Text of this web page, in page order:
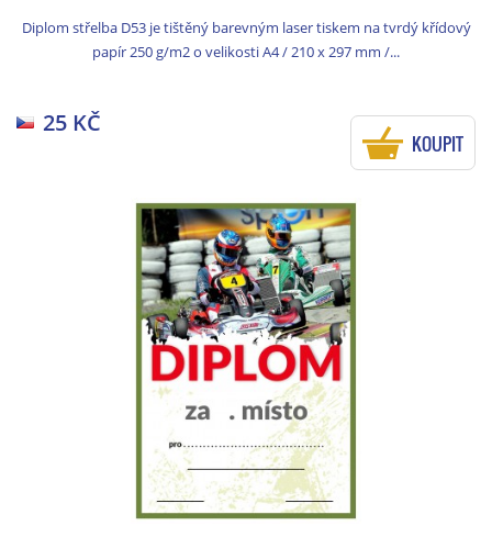
Diplom střelba D53 je tištěný barevným laser tiskem na tvrdý křídový
papír 250 g/m2 o velikosti A4 / 210 x 297 mm /...
25 KČ
KOUPIT